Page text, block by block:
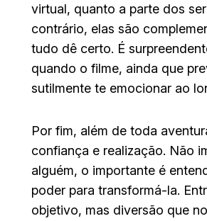
virtual, quanto a parte dos
contrário, elas são
tudo dê certo. É
quando o filme, ainda que
sutilmente te emocionar ao
Por fim, além de toda
confiança e realização. Não
alguém, o importante é
poder para transformá-la.
objetivo, mas diversão que